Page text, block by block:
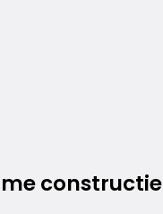
constructie